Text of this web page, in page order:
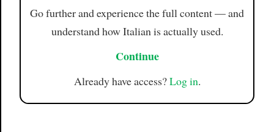
Go further and experience the full content — and
understand how Italian is actually used.
Continue
Already have access?Log in.